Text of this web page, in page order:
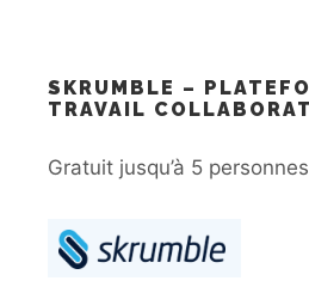
SKRUMBLE –
TRAVAIL
Gratuit jusqu’à 5 personnes